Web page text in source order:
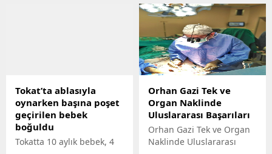
karardan sonra bir
müddet Sayın Erdoğan
ortalıklarda
gözükmeyecek. Bu kararın
sonuçları olumsuz olursa
dışında birçok yerde
yaşamış ve bu süreç
içinde çeşitli eğitimler
almış bir siyasetçidir.
İmrek’in hayatı, Türkiye’nin
güneydoğusundan
başlayıp, Türkiye Uyanış
Partisi’nin liderliğine
kadar uzanan bir serüveni
içermektedir. Ahmet
İmrek’in temel eğitimi
askeri okulda almış
Tokat’ta ablasıyla
oynarken başına poşet
geçirilen bebek
boğuldu
Tokatta 10 aylık bebek, 4
Orhan Gazi Tek ve
Organ Naklinde
Uluslararası Başarıları
Orhan Gazi Tek ve Organ
Naklinde Uluslararası